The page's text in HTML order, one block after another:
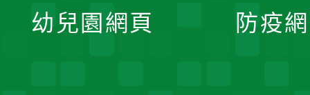
幼兒園網頁 防疫